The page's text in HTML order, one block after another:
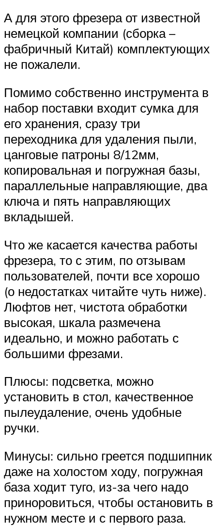
А для этого фрезера от известной
немецкой компании (сборка –
фабричный Китай) комплектующих
не пожалели.
Помимо собственно инструмента в
набор поставки входит сумка для
его хранения, сразу три
переходника для удаления пыли,
цанговые патроны 8/12мм,
копировальная и погружная базы,
параллельные направляющие, два
ключа и пять направляющих
вкладышей.
Что же касается качества работы
фрезера, то с этим, по отзывам
пользователей, почти все хорошо
(о недостатках читайте чуть ниже).
Люфтов нет, чистота обработки
высокая, шкала размечена
идеально, и можно работать с
большими фрезами.
Плюсы: подсветка, можно
установить в стол, качественное
пылеудаление, очень удобные
ручки.
Минусы: сильно греется подшипник
даже на холостом ходу, погружная
база ходит туго, из-за чего надо
приноровиться, чтобы остановить в
нужном месте и с первого раза.